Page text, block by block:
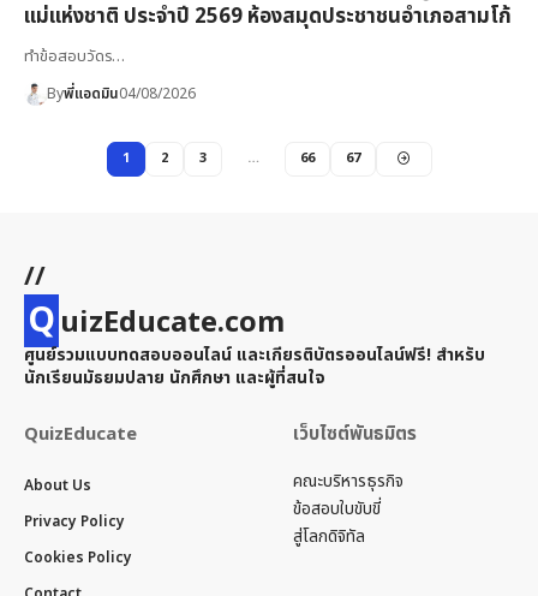
แม่แห่งชาติ ประจำปี 2569 ห้องสมุดประชาชนอำเภอสามโก้
ทำข้อสอบวัดร…
Byพี่แอดมิน04/08/2026
1 2 3 … 66 67
//
QuizEducate.com
ศูนย์รวมแบบทดสอบออนไลน์ และเกียรติบัตรออนไลน์ฟรี! สำหรับ
นักเรียนมัธยมปลาย นักศึกษา และผู้ที่สนใจ
QuizEducate
About Us
Privacy Policy
Cookies Policy
เว็บไซต์พันธมิตร
คณะบริหารธุรกิจ
ข้อสอบใบขับขี่
สู่โลกดิจิทัล